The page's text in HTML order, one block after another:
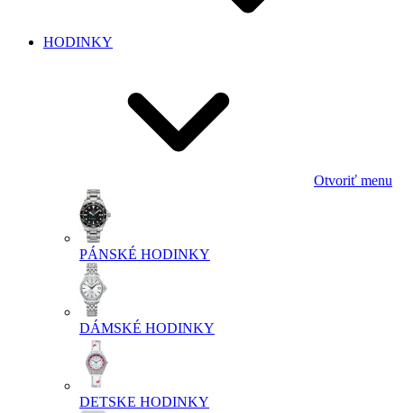
HODINKY
Otvoriť menu
PÁNSKÉ HODINKY
DÁMSKÉ HODINKY
DETSKE HODINKY